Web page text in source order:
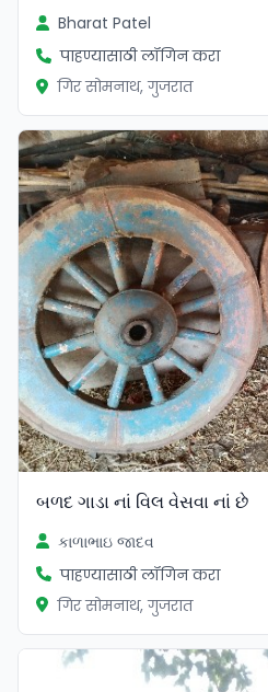
Bharat Patel
पाहण्यासाठी लॉगिन करा
गिर सोमनाथ, गुजरात
બળદ ગાડા નાં વિલ વેસવા નાં છે
કાળાભાઇ જાદવ
पाहण्यासाठी लॉगिन करा
गिर सोमनाथ, गुजरात